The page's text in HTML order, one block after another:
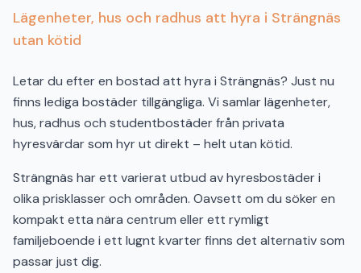
Lägenheter, hus och radhus att hyra i Strängnäs
utan kötid
Letar du efter en bostad att hyra i Strängnäs? Just nu
finns lediga bostäder tillgängliga. Vi samlar lägenheter,
hus, radhus och studentbostäder från privata
hyresvärdar som hyr ut direkt – helt utan kötid.
Strängnäs har ett varierat utbud av hyresbostäder i
olika prisklasser och områden. Oavsett om du söker en
kompakt etta nära centrum eller ett rymligt
familjeboende i ett lugnt kvarter finns det alternativ som
passar just dig.